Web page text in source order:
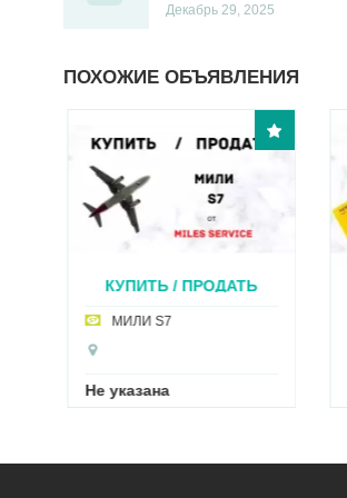
Декабрь 29, 2025
ПОХОЖИЕ ОБЪЯВЛЕНИЯ
КУПИТЬ / ПРОДАТЬ
МИЛИ S7
Не указана